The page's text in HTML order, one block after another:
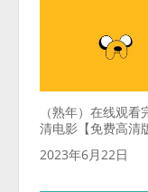
（熟年）在线观看
清电影【免费高清
2023年6月22日